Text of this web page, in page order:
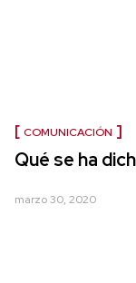
COMUNICACIÓN
Qué se ha
marzo 30, 2020